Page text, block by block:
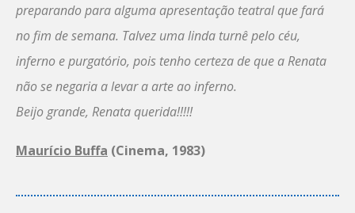
preparando para alguma apresentação teatral que fará
no fim de semana. Talvez uma linda turnê pelo céu,
inferno e purgatório, pois tenho certeza de que a Renata
não se negaria a levar a arte ao inferno.
Beijo grande, Renata querida!!!!!
Maurício Buffa (Cinema, 1983)